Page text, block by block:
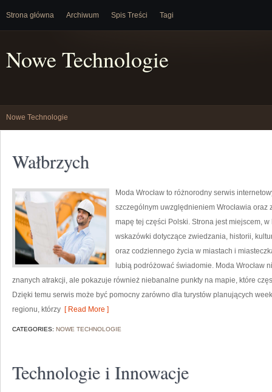
Strona główna Archiwum Spis Treści Tagi
Nowe Technologie
Nowe Technologie
Wałbrzych
Moda Wrocław to różnorodny serwis
szczególnym uwzględnieniem Wrocławia
mapę tej części Polski. Strona jest miejscem,
wskazówki dotyczące zwiedzania, historii,
oraz codziennego życia w miastach i
lubią podróżować świadomie. Moda Wrocław
znanych atrakcji, ale pokazuje również niebanalne punkty na mapie, które
Dzięki temu serwis może być pomocny zarówno dla turystów planujących
regionu, którzy [ Read More ]
CATEGORIES: NOWE TECHNOLOGIE
Technologie i Innowacje